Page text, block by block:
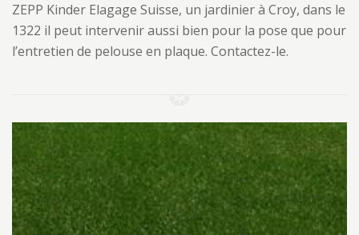
ZEPP Kinder Elagage Suisse, un jardinier à Croy, dans le
1322 il peut intervenir aussi bien pour la pose que pour
l’entretien de pelouse en plaque. Contactez-le.